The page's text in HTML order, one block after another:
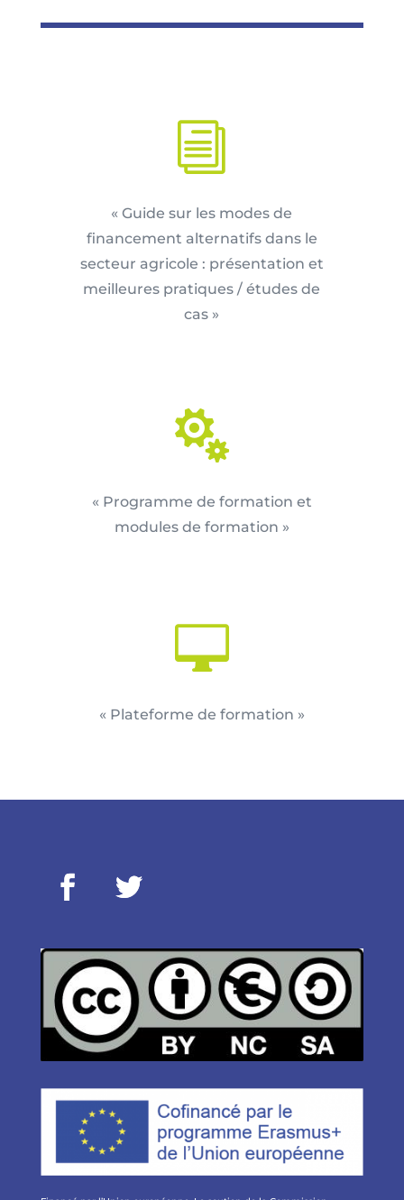
i
« Guide sur les modes de
financement alternatifs dans le
secteur agricole : présentation et
meilleures pratiques / études de
cas »

« Programme de formation et
modules de formation »

« Plateforme de formation »